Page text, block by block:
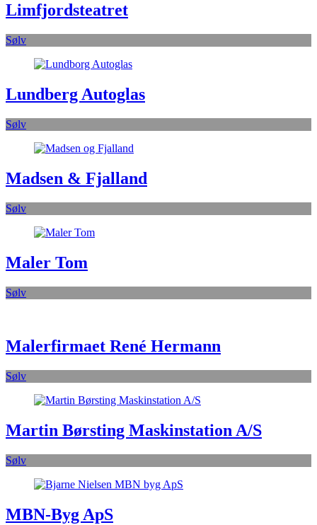
Limfjordsteatret
Sølv
Lundberg Autoglas
Sølv
Madsen & Fjalland
Sølv
Maler Tom
Sølv
Malerfirmaet René Hermann
Sølv
Martin Børsting Maskinstation A/S
Sølv
MBN-Byg ApS